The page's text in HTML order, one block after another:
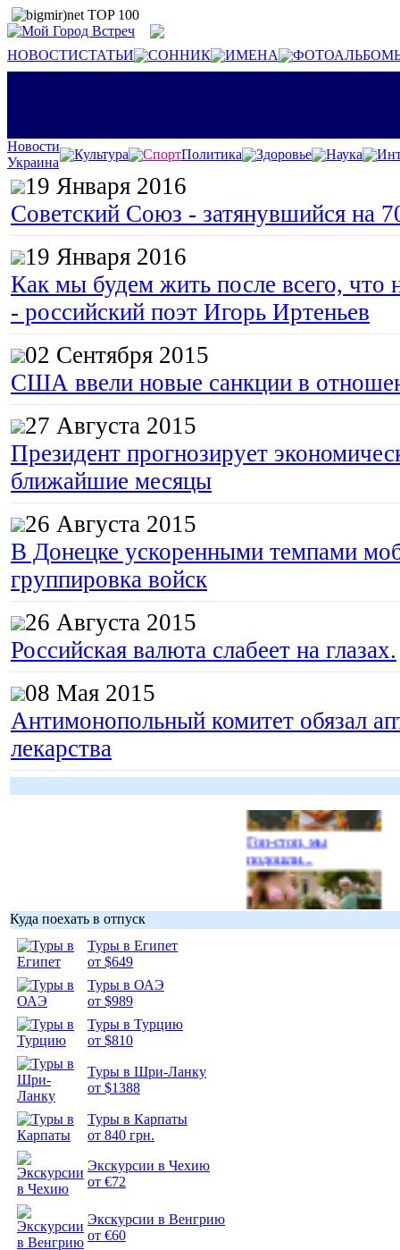
НОВОСТИСТАТЬИ СОННИК ИМЕНА
Новости
Украина
Культура СпортПолитика Здоровье Наука
19 Января 2016
Советский Союз - затянувшийся на
19 Января 2016
Как мы будем жить после всего, что
- российский поэт Игорь Иртеньев
02 Сентября 2015
США ввели новые санкции в
27 Августа 2015
Президент прогнозирует
ближайшие месяцы
26 Августа 2015
В Донецке ускоренными темпами
группировка войск
26 Августа 2015
Российская валюта слабеет на глазах.
08 Мая 2015
Антимонопольный комитет обязал
лекарства
Гоп-стоп, мы
подошли...
Куда поехать в отпуск
Туры в Египет
от $649
Туры в ОАЭ
от $989
Туры в Турцию
от $810
Туры в Шри-Ланку
от $1388
Туры в Карпаты
от 840 грн.
Экскурсии в Чехию
от €72
Экскурсии в Венгрию
от €60